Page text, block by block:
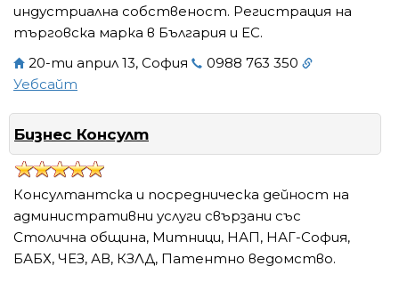
индустриална собственост. Регистрация на
търговска марка в България и ЕС.
20-ти април 13, София
0988 763 350
Уебсайт
Бизнес Консулт
Консултантска и посредническа дейност на
административни услуги свързани със
Столична община, Митници, НАП, НАГ-София,
БАБХ, ЧЕЗ, АВ, КЗЛД, Патентно ведомство.